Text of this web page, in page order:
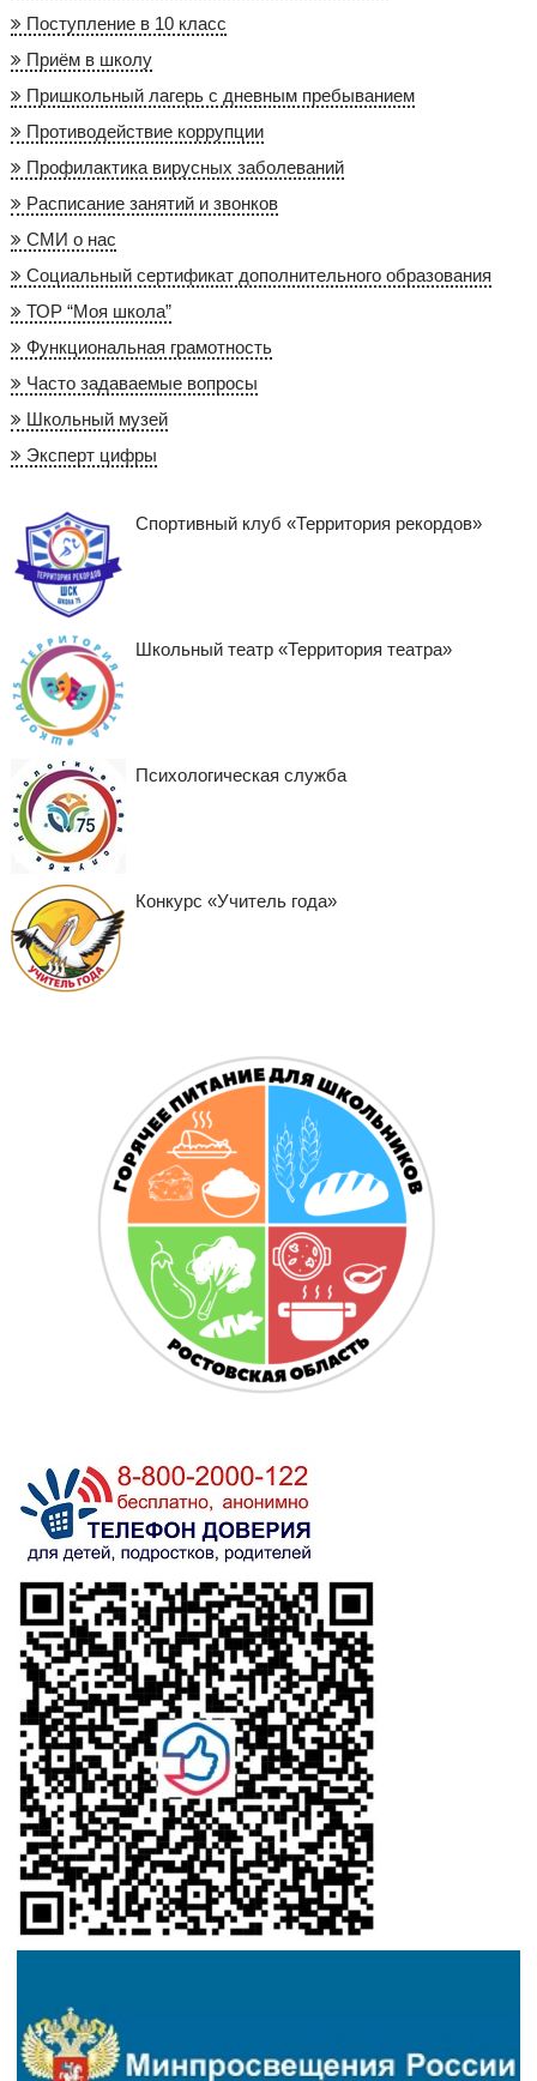
Поступление в 10 класс
Приём в школу
Пришкольный лагерь с дневным пребыванием
Противодействие коррупции
Профилактика вирусных заболеваний
Расписание занятий и звонков
СМИ о нас
Социальный сертификат дополнительного образования
ТОР “Моя школа”
Функциональная грамотность
Часто задаваемые вопросы
Школьный музей
Эксперт цифры
Спортивный клуб «Территория рекордов»
Школьный театр «Территория театра»
Психологическая служба
Конкурс «Учитель года»